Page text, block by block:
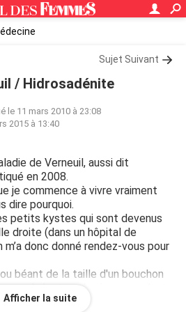
Sujet Suivant
/ Hidrosadénite
le 11 mars 2010 à 23:08
2015 à 13:40
de Verneuil, aussi dit
en 2008.
je commence à vivre vraiment
dire pourquoi.
petits kystes qui sont devenus
droite (dans un hôpital de
donc donné rendez-vous pour
béant de la taille d'un bouchon
mèche tous les jours pendant
douloureux la première
Afficher la suite